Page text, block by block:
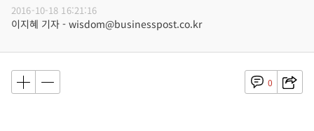
2016-10-18 16:21:16
이지혜 기자 - wisdom@businesspost.co.kr
0